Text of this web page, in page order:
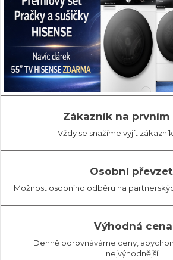
Zákazník na prvním
Vždy se snažíme vyjít
Osobní
Možnost osobního odběru na
Výhodná cena
Denně porovnáváme ceny,
nejvýhodnější.